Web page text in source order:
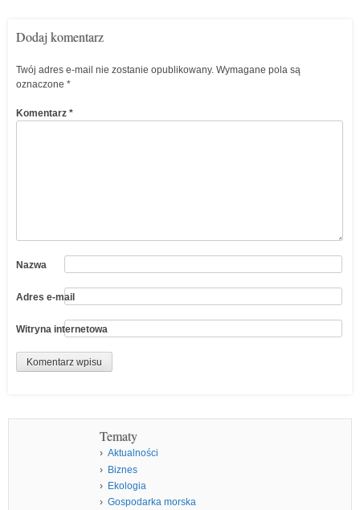
Dodaj komentarz
Twój adres e-mail nie zostanie opublikowany. Wymagane pola są
oznaczone *
Komentarz *
Nazwa
Adres e-mail
Witryna internetowa
Tematy
Aktualności
Biznes
Ekologia
Gospodarka morska